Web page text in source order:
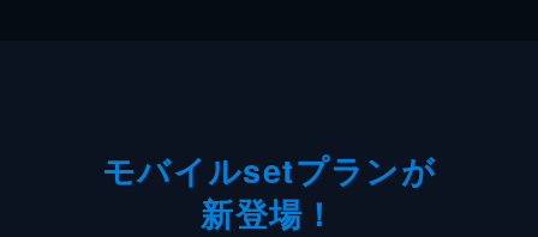
モバイルsetプランが
新登場！